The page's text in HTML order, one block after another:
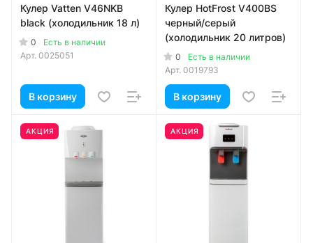
Кулер Vatten V46NKB
black (холодильник 18 л)
0
Есть в наличии
Арт. 0025051
В корзину
Кулер HotFrost V400BS
черный/серый
(холодильник 20 литров)
0
Есть в наличии
Арт. 0019793
В корзину
АКЦИЯ АКЦИЯ